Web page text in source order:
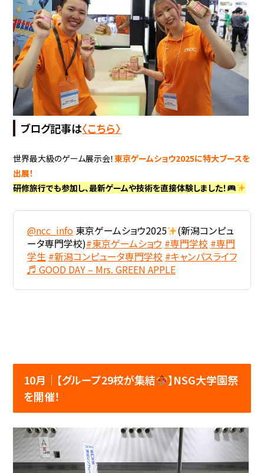
ブログ記事は〈こちら〉
世界最大級のゲーム展示会！東京ゲームショウ2025に特大ブースを
出展！
研修旅行でも参加し、最新ゲームや技術を直接体験しました！
@ncc_info東京ゲームショウ2025
(新潟コンピュ
ータ専門学校)#東京ゲームショウ #専門学校 #専門
学生 #新潟コンピュータ専門学校 #キャンパスライフ
♬ GOOD DAY – Mrs. GREEN APPLE
10月│【グループ29校が集結
】NSG大学園祭
を開催！